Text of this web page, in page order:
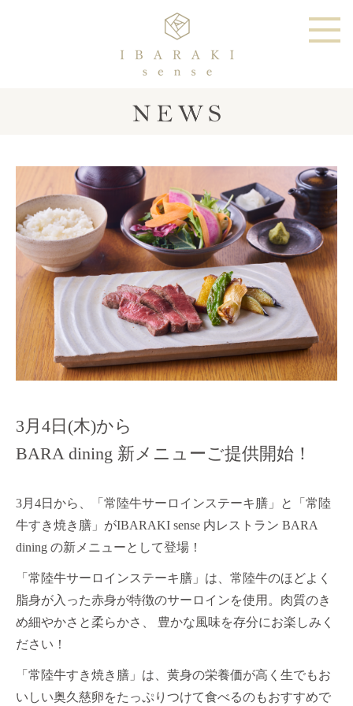
3月4日(木)から
BARA dining 新メニューご提供開始！
3月4日から、「常陸牛サーロインステーキ膳」と「常陸
牛すき焼き膳」がIBARAKI sense 内レストラン BARA
dining の新メニューとして登場！
「常陸牛サーロインステーキ膳」は、常陸牛のほどよく
脂身が入った赤身が特徴のサーロインを使用。肉質のき
め細やかさと柔らかさ、 豊かな風味を存分にお楽しみく
ださい！
「常陸牛すき焼き膳」は、黄身の栄養価が高く生でもお
いしい奥久慈卵をたっぷりつけて食べるのもおすすめで